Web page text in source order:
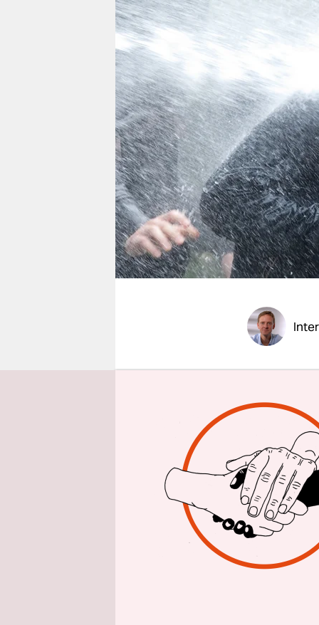
nord
wahrheit
verlag
verlag
veranstaltungen
shop
fragen & hilfe
unterstützen
abo
genossenschaft
taz: Herr
Dieter
am
ich
ich war
wollte mir
kam mir
dass sie